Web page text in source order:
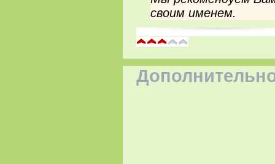
своим именем.